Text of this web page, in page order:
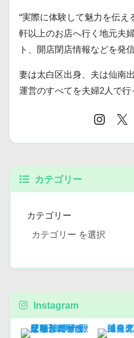
“実際に体験して魅力を伝え
軒以上のお店へ行く地元夫
ト、開店閉店情報などを発信
妻は太白区出身、夫は仙南
運営のすべてを夫婦2人で行
カテゴリー
カテゴリー
Instagram